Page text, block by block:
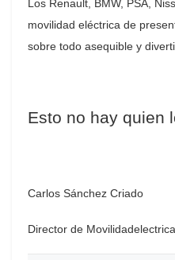
Los Renault, BMW, PSA,
movilidad eléctrica de
sobre todo asequible y
Esto no hay quien
Carlos Sánchez Criado
Director de